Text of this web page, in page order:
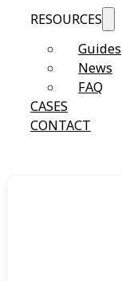
RESOURCES
Guides
News
FAQ
CASES
CONTACT